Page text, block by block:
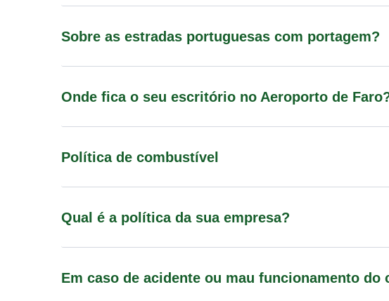
Sobre as estradas portuguesas com portagem?
Onde fica o seu escritório no Aeroporto de
Política de combustível
Qual é a política da sua empresa?
Em caso de acidente ou mau funcionamento do